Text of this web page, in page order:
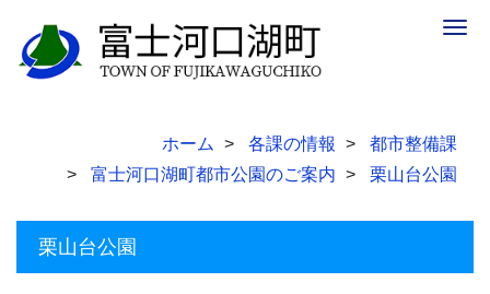
ホーム 各課の情報
都市整備課
富士河口湖町都市公園のご案内
栗山台公園
栗山台公園